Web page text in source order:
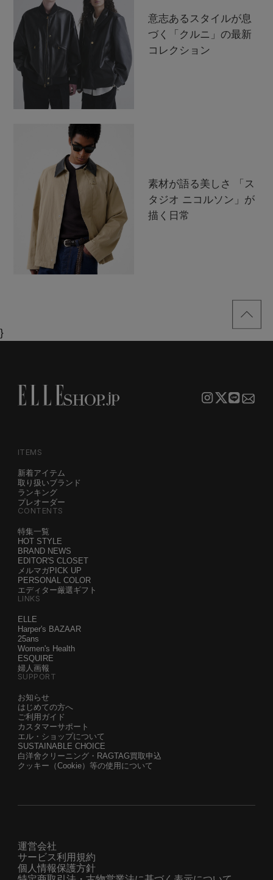
意志あるスタイルが息
づく「クルニ」の最新
コレクション
素材が語る美しさ 「ス
タジオ ニコルソン」が
描く日常
}
ITEMS
新着アイテム
取り扱いブランド
ランキング
プレオーダー
CONTENTS
特集一覧
HOT STYLE
BRAND NEWS
EDITOR'S CLOSET
メルマガPICK UP
PERSONAL COLOR
エディター厳選ギフト
LINKS
ELLE
Harper's BAZAAR
25ans
Women's Health
ESQUIRE
婦人画報
SUPPORT
お知らせ
はじめての方へ
ご利用ガイド
カスタマーサポート
エル・ショップについて
SUSTAINABLE CHOICE
白洋舍クリーニング・RAGTAG買取申込
クッキー（Cookie）等の使用について
運営会社
サービス利用規約
個人情報保護方針